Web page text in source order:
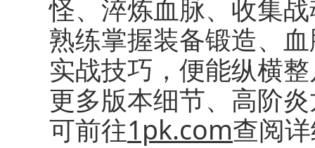
怪、淬炼血脉、收集
熟练掌握装备锻造、
实战技巧，便能纵横
更多版本细节、高阶
可前往1pk.com查阅